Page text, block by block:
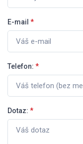
E-mail *
Telefon: *
Dotaz: *